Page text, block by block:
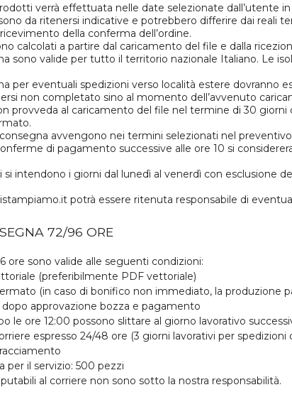
verrà effettuata nelle date selezionate dall’utente
da ritenersi indicative e potrebbero differire dai reali
della conferma dell’ordine.
calcolati a partire dal caricamento del file e dalla
sono valide per tutto il territorio nazionale Italiano. Le
per eventuali spedizioni verso località estere dovranno
non completato sino al momento dell’avvenuto
provveda al caricamento del file nel termine di 30 giorni
avvengono nei termini selezionati nel
di pagamento successive alle ore 10 si
intendono i giorni dal lunedì al venerdì con esclusione del
potrà essere ritenuta responsabile di
72/96 ORE
ore sono valide alle seguenti condizioni:
(preferibilmente PDF vettoriale)
(in caso di bonifico non immediato, la produzione
dopo approvazione bozza e pagamento
le ore 12:00 possono slittare al giorno lavorativo
espresso 24/48 ore (3 giorni lavorativi per spedizioni
per il servizio: 500 pezzi
al corriere non sono sotto la nostra responsabilità.